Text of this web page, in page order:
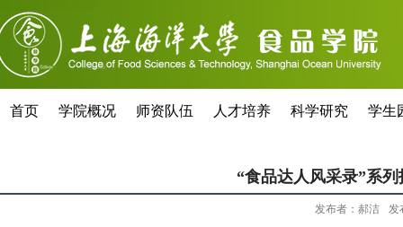
首页 学院概况 师资队伍 人才培养 科学研究 学生
“食品达人风采录”系
发布者：郝洁 发